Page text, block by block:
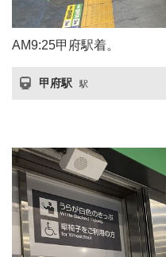
AM9:25甲府駅着。
甲府駅 駅